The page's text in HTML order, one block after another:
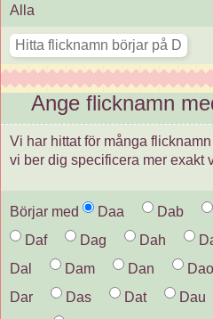
Alla
Ange flicknamn
Vi har hittat för många
vi ber dig specificera mer exakt
Börjar med Daa Dab
Daf
Dag Dah
Dal
Dam Dan Dao
Dar
Das Dat Dau